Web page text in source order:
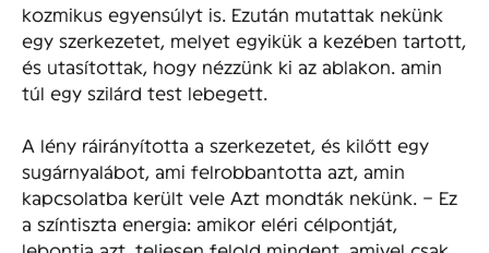
kozmikus egyensúlyt is. Ezután mutattak nekünk
egy szerkezetet, melyet egyikük a kezében tartott,
és utasítottak, hogy nézzünk ki az ablakon. amin
túl egy szilárd test lebegett.
A lény ráirányította a szerkezetet, és kilőtt egy
sugárnyalábot, ami felrobbantotta azt, amin
kapcsolatba került vele Azt mondták nekünk. – Ez
a színtiszta energia: amikor eléri célpontját,